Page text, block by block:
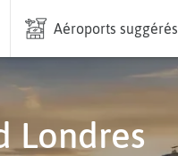
Aéroports suggérés
Londres